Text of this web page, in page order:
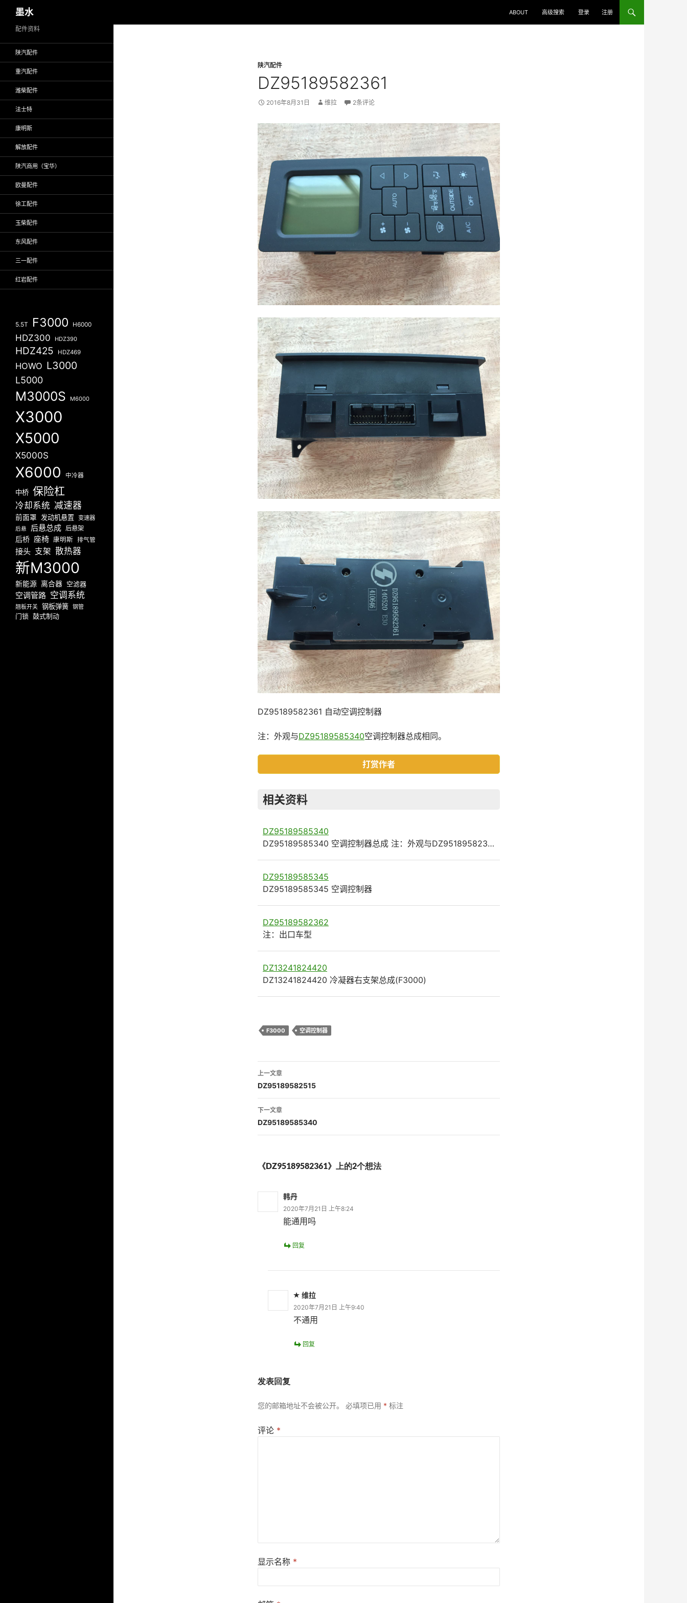
至
墨水 ABOUT 高级搜索 登录 注册
陕汽配件
DZ95189582361
2016年8月31日 维拉 2条评论
DZ95189582361 自动空调控制器
注：外观与DZ95189585340空调控制器总成相同。
打赏作者
相关资料
DZ95189585340
DZ95189585340 空调控制器总成 注：外观与DZ951895823…
DZ95189585345
DZ95189585345 空调控制器
DZ95189582362
注：出口车型
DZ13241824420
DZ13241824420 冷凝器右支架总成(F3000)
F3000 空调控制器
文
章
导
航
上一文章
DZ95189582515
下一文章
DZ95189585340
《DZ95189582361》上的2个想法
韩丹
2020年7月21日 上午8:24
能通用吗
回复
维拉
2020年7月21日 上午9:40
不通用
回复
发表回复
您的邮箱地址不会被公开。 必填项已用 * 标注
评论 *
显示名称 *
配件资料
陕汽配件
重汽配件
潍柴配件
法士特
康明斯
解放配件
陕汽商用（宝华）
欧曼配件
徐工配件
玉柴配件
东风配件
三一配件
红岩配件
5.5T F3000 H6000
HDZ300 HDZ390
HDZ425 HDZ469
HOWO L3000
L5000
M3000S M6000
X3000
X5000
X5000S
X6000 中冷器
中桥 保险杠
冷却系统 减速器
前面罩 发动机悬置 变速器
后悬 后悬总成 后悬架
后桥 座椅 康明斯 排气管
接头 支架 散热器
新M3000
新能源 离合器 空滤器
空调管路 空调系统
翘板开关 钢板弹簧 钢管
门锁 鼓式制动